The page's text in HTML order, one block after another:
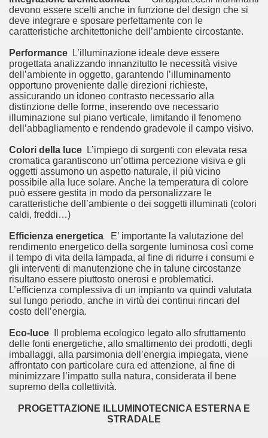
devono essere scelti anche in funzione del design che si
deve integrare e sposare perfettamente con le
caratteristiche architettoniche dell’ambiente circostante.
Performance
L’illuminazione ideale deve essere
progettata analizzando innanzitutto le necessità visive
dell’ambiente in oggetto, garantendo l’illuminamento
opportuno proveniente dalle direzioni richieste,
assicurando un idoneo contrasto necessario alla
distinzione delle forme, inserendo ove necessario
illuminazione sul piano verticale, limitando il fenomeno
dell’abbagliamento e rendendo gradevole il campo visivo.
Colori della luce
L’impiego di sorgenti con elevata resa
cromatica garantiscono un’ottima percezione visiva e gli
oggetti assumono un aspetto naturale, il più vicino
possibile alla luce solare. Anche la temperatura di colore
può essere gestita in modo da personalizzare le
caratteristiche dell’ambiente o dei soggetti illuminati (colori
caldi, freddi…)
Efficienza energetica E’ importante la valutazione del
rendimento energetico della sorgente luminosa così come
il tempo di vita della lampada, al fine di ridurre i consumi e
gli interventi di manutenzione che in talune circostanze
risultano essere piuttosto onerosi e problematici.
L’efficienza complessiva di un impianto va quindi valutata
sul lungo periodo, anche in virtù dei continui rincari del
costo dell’energia.
Eco-luce
Il problema ecologico legato allo sfruttamento
delle fonti energetiche, allo smaltimento dei prodotti, degli
imballaggi, alla parsimonia dell’energia impiegata, viene
affrontato con particolare cura ed attenzione, al fine di
minimizzare l’impatto sulla natura, considerata il bene
supremo della collettività.
PROGETTAZIONE ILLUMINOTECNICA ESTERNA E
STRADALE